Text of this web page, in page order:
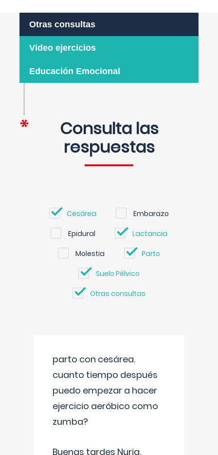
Otras consultas
Video ejercicios
Educación Emocional
Consulta las
respuestas
Cesárea Embarazo
Epidural Lactancia
Molestia Parto
Suelo Pélvico
Otras consultas
parto con cesárea.
cuanto tiempo después
puedo empezar a hacer
ejercicio aeróbico como
zumba?
Buenas tardes Nuria,